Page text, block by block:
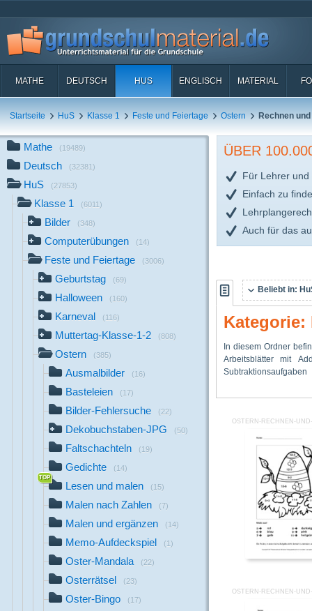
MATHE DEUTSCH HUS ENGLISCH MATERIAL
Startseite HuS Klasse 1 Feste und Feiertage Ostern Rechnen
Mathe (19489)
Deutsch (32381)
HuS (27853)
Klasse 1 (6011)
Bilder (348)
Computerübungen (14)
Feste und Feiertage (3006)
Geburtstag (69)
Halloween (160)
Karneval (116)
Muttertag-Klasse-1-2 (808)
Ostern (385)
Ausmalbilder (16)
Basteleien (17)
Bilder-Fehlersuche (22)
Dekobuchstaben-JPG (50)
Faltschachteln (19)
Gedichte (14)
Lesen und malen (15)
Malen nach Zahlen (7)
Malen und ergänzen (14)
Memo-Aufdeckspiel (1)
Oster-Mandala (22)
Osterrätsel (23)
Oster-Bingo (17)
ÜBER
Für Lehrer und
Einfach zu
Auch für das
Beliebt in:
Kategorie:
In diesem Ordner
Arbeitsblätter mit
Zahlenraum bis
Rechenaufgaben
Farben
Ostermalvorlagen
OSTERN-RECHNEN-
OSTERN-RECHNEN-